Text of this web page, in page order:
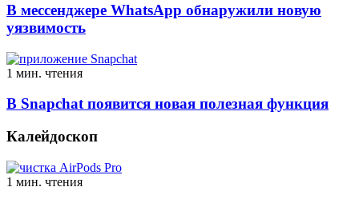
В мессенджере WhatsApp обнаружили новую
уязвимость
1 мин. чтения
В Snapchat появится новая полезная функция
Калейдоскоп
1 мин. чтения